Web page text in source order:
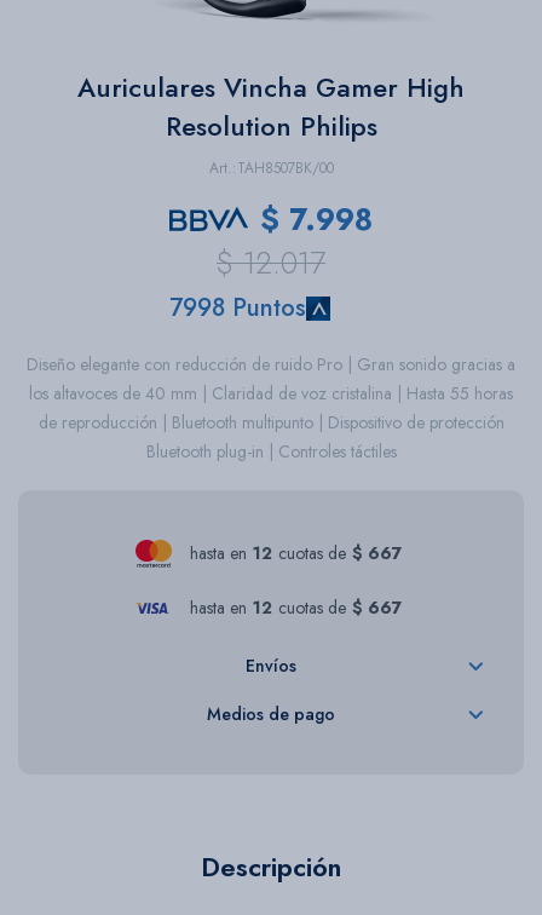
Auriculares Vincha Gamer High
Resolution Philips
TAH8507BK/00
$ 7.998
$ 12.017
7998 Puntos
Diseño elegante con reducción de ruido Pro | Gran sonido gracias a
los altavoces de 40 mm | Claridad de voz cristalina | Hasta 55 horas
de reproducción | Bluetooth multipunto | Dispositivo de protección
Bluetooth plug-in | Controles táctiles
hasta en 12 cuotas de $ 667
hasta en 12 cuotas de $ 667
Envíos
Medios de pago
Descripción